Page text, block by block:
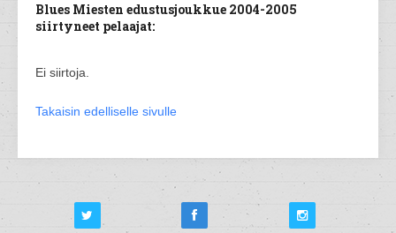
Blues Miesten edustusjoukkue 2004-2005
siirtyneet pelaajat:
Ei siirtoja.
Takaisin edelliselle sivulle